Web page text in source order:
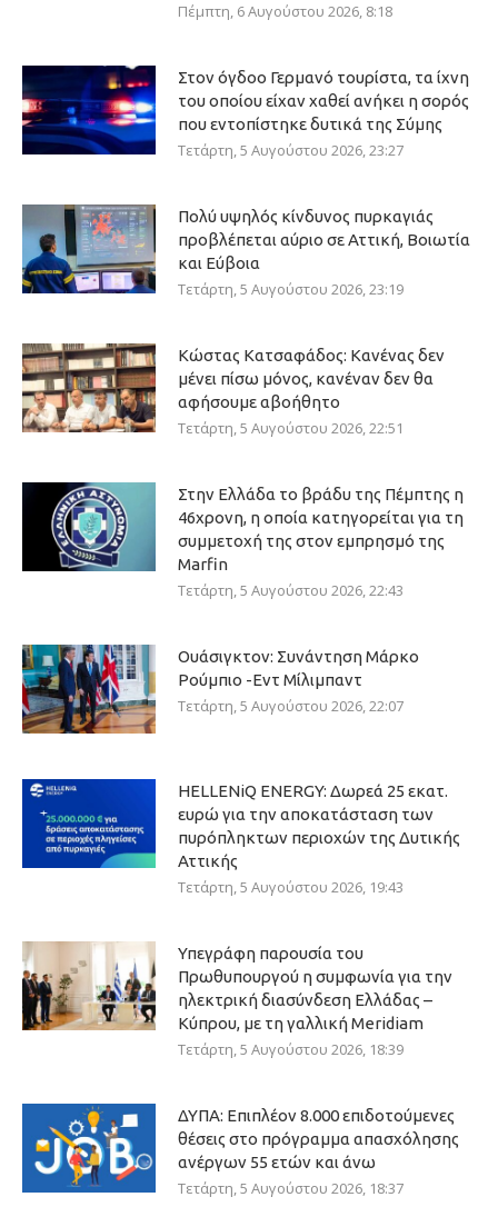
Πέμπτη, 6 Αυγούστου 2026, 8:18
Στον όγδοο Γερμανό τουρίστα, τα ίχνη
του οποίου είχαν χαθεί ανήκει η σορός
που εντοπίστηκε δυτικά της Σύμης
Τετάρτη, 5 Αυγούστου 2026, 23:27
Πολύ υψηλός κίνδυνος πυρκαγιάς
προβλέπεται αύριο σε Αττική, Βοιωτία
και Εύβοια
Τετάρτη, 5 Αυγούστου 2026, 23:19
Κώστας Κατσαφάδος: Κανένας δεν
μένει πίσω μόνος, κανέναν δεν θα
αφήσουμε αβοήθητο
Τετάρτη, 5 Αυγούστου 2026, 22:51
Στην Ελλάδα το βράδυ της Πέμπτης η
46χρονη, η οποία κατηγορείται για τη
συμμετοχή της στον εμπρησμό της
Marfin
Τετάρτη, 5 Αυγούστου 2026, 22:43
Ουάσιγκτον: Συνάντηση Μάρκο
Ρούμπιο -Εντ Μίλιμπαντ
Τετάρτη, 5 Αυγούστου 2026, 22:07
HELLENiQ ENERGY: Δωρεά 25 εκατ.
ευρώ για την αποκατάσταση των
πυρόπληκτων περιοχών της Δυτικής
Αττικής
Τετάρτη, 5 Αυγούστου 2026, 19:43
Υπεγράφη παρουσία του
Πρωθυπουργού η συμφωνία για την
ηλεκτρική διασύνδεση Ελλάδας –
Κύπρου, με τη γαλλική Meridiam
Τετάρτη, 5 Αυγούστου 2026, 18:39
ΔΥΠΑ: Επιπλέον 8.000 επιδοτούμενες
θέσεις στο πρόγραμμα απασχόλησης
ανέργων 55 ετών και άνω
Τετάρτη, 5 Αυγούστου 2026, 18:37